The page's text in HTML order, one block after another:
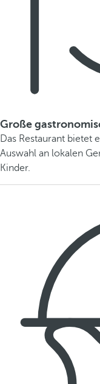
Große
Das Restaurant bietet
Auswahl an lokalen
Kinder.